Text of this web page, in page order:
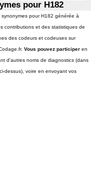
pour H182
synonymes pour H182 générée à
contributions et des statistiques de
des codeurs et codeuses sur
Vous pouvez participer en
d'autres noms de diagnostics (dans
dessus), voire en envoyant vos